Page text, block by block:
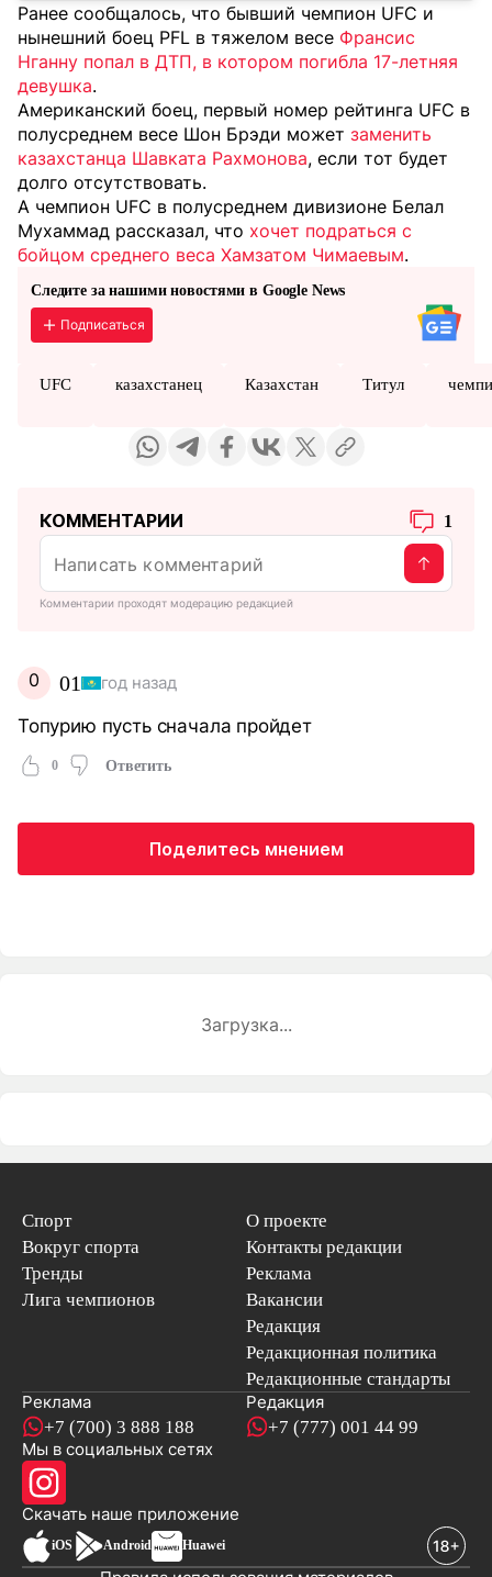
Ранее сообщалось, что бывший чемпион UFC и
нынешний боец PFL в тяжелом весе Франсис
Нганну попал в ДТП, в котором погибла 17-летняя
девушка.
Американский боец, первый номер рейтинга UFC в
полусреднем весе Шон Брэди может заменить
казахстанца Шавката Рахмонова, если тот будет
долго отсутствовать.
А чемпион UFC в полусреднем дивизионе Белал
Мухаммад рассказал, что хочет подраться с
бойцом среднего веса Хамзатом Чимаевым.
Следите за нашими новостями в Google News
Подписаться
UFC казахстанец Казахстан Титул
КОММЕНТАРИИ 1
Комментарии проходят модерацию редакцией
0 01 год назад
Топурию пусть сначала пройдет
0 Ответить
Поделитесь мнением
Загрузка...
Спорт
Вокруг спорта
Тренды
Лига чемпионов
О проекте
Контакты редакции
Реклама
Вакансии
Редакция
Редакционная политика
Редакционные стандарты
Реклама
+7 (700) 3 888 188
Редакция
+7 (777) 001 44 99
Мы в социальных сетях
Скачать наше приложениеновостей
iOS Android Huawei